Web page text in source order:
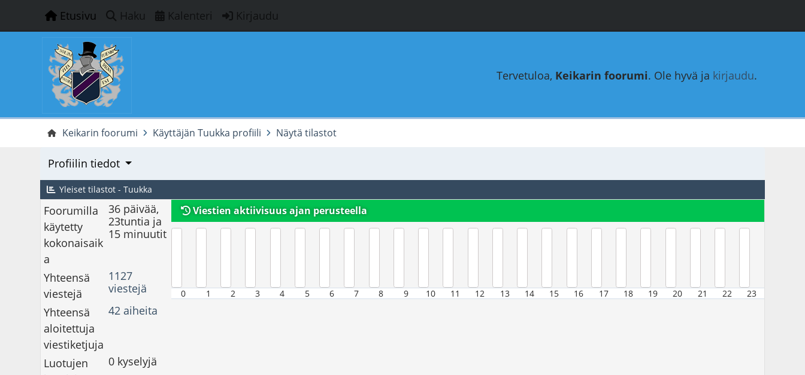
Etusivu Haku Kalenteri Kirjaudu
Tervetuloa, Keikarin foorumi. Ole hyvä ja kirjaudu.
Keikarin foorumi Käyttäjän Tuukka profiili Näytä tilastot
Profiilin tiedot
Yleiset tilastot - Tuukka
Foorumilla
käytetty
kokonaisaik
a
36 päivää,
23tuntia ja
15 minuutit
Yhteensä
viestejä
1127
viestejä
Yhteensä
aloitettuja
viestiketjuja
42 aiheita
Luotujen
0 kyselyjä
Viestien aktiivisuus ajan perusteella
0 1 2 3 4 5 6 7 8 9 10 11 12 13 14 15 16 17 18 19 20 21 22 23